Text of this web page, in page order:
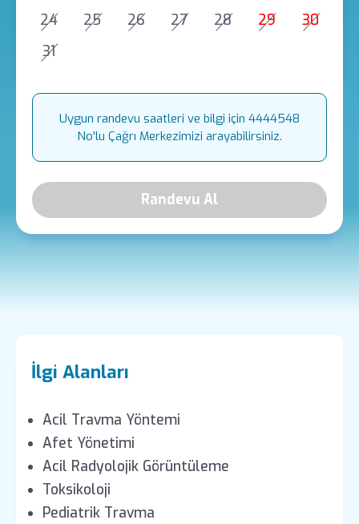
24
25 26 27 28 29
30
31
Uygun randevu saatleri ve bilgi için 4444548
No'lu Çağrı Merkezimizi arayabilirsiniz.
Randevu Al
İlgi Alanları
Acil Travma Yöntemi
Afet Yönetimi
Acil Radyolojik Görüntüleme
Toksikoloji
Pediatrik Travma